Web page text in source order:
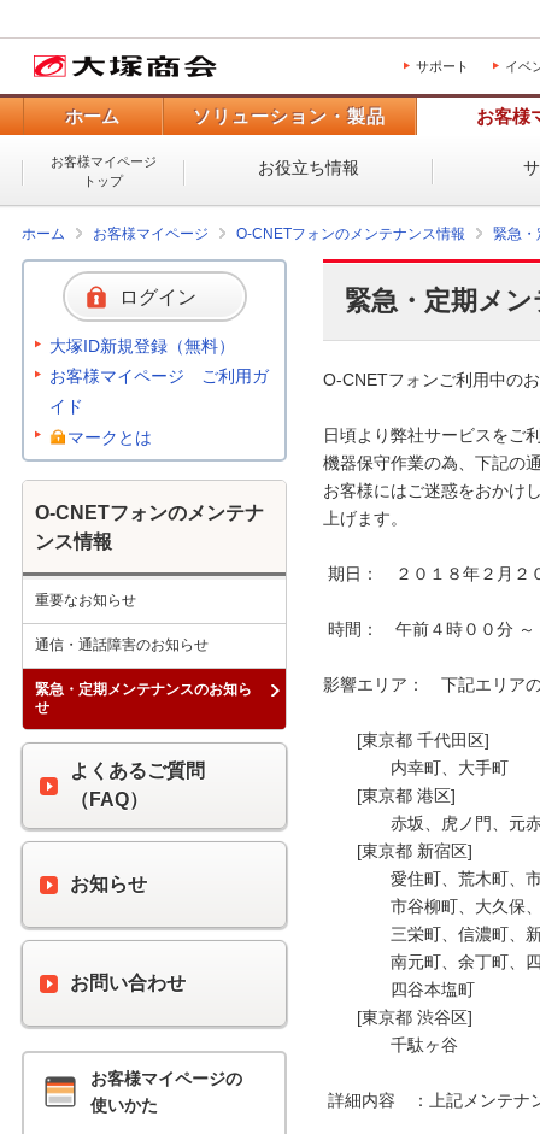
サポート イベ
ホーム ソリューション・製品 お客様
お客様マイページ
トップ
お役立ち情報
ホーム お客様マイページ O-CNETフォンのメンテナンス情報 緊急・
緊急・定期メ
O-CNETフォンご利用中の
日頃より弊社サービスをご
機器保守作業の為、下記の
お客様にはご迷惑をおかけ
上げます。
影響エリア：　下記エリ
[東京都 千代田区]
内幸町、大手町
[東京都 港区]
赤坂、虎ノ門、元赤
[東京都 新宿区]
愛住町、荒木町、市谷
市谷柳町、大久保、霞
三栄町、信濃町、新宿
南元町、余丁町、四谷
四谷本塩町
[東京都 渋谷区]
千駄ヶ谷
ログイン
大塚ID新規登録（無料）
お客様マイページ ご利用ガ
イド
マークとは
O-CNETフォンのメンテナ
ンス情報
重要なお知らせ
通信・通話障害のお知らせ
緊急・定期メンテナンスのお知ら
せ
よくあるご質問
（FAQ）
お知らせ
お問い合わせ
お客様マイページの
使いかた